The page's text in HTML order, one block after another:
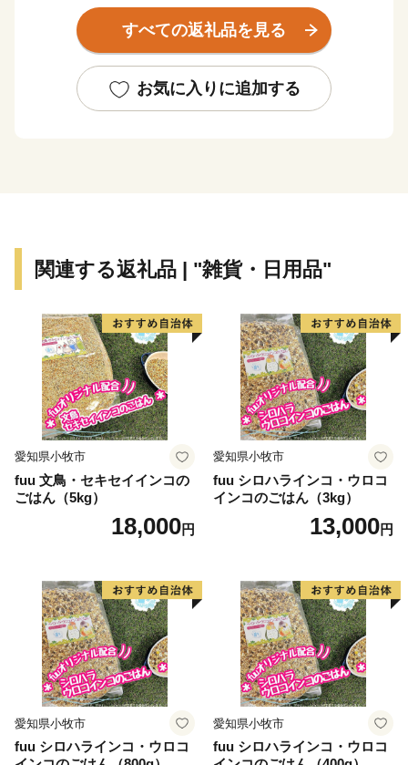
期時代の和洋折衷の建物が中心市街地に点在する、歩い
て楽しめるまちです。
こそば」、「盛岡冷麺」、「盛岡じゃじゃ麺」は盛岡三
大麺として観光客にも人気でお土産、返礼品の定番商品
すべての返礼品を見る
お気に入りに追加する
関連する返礼品 | "雑貨・日用品"
愛知県小牧市
fuu 文鳥・セキセイインコの
ごはん（5kg）
18,000円
愛知県小牧市
fuu シロハラインコ・ウロコ
インコのごはん（3kg）
13,000円
愛知県小牧市
fuu シロハラインコ・ウロコ
愛知県小牧市
fuu シロハラインコ・ウロコ